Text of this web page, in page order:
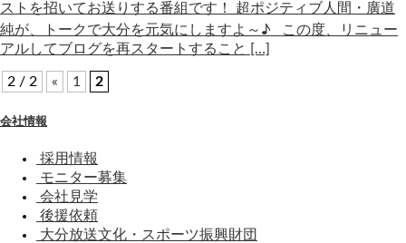
ストを招いてお送りする番組です！ 超ポジティブ人間・廣道
純が、トークで大分を元気にしますよ～♪ この度、リニュー
アルしてブログを再スタートすること […]
2 / 2 « 1 2
会社情報
採用情報
モニター募集
会社見学
後援依頼
大分放送文化・スポーツ振興財団